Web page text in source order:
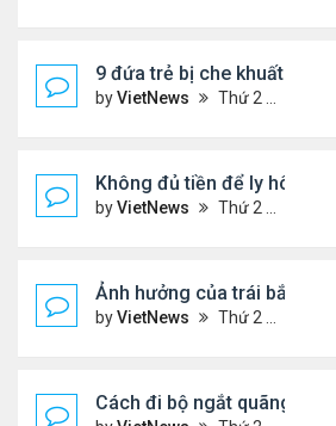
9 đứa trẻ bị che khuất khi
byVietNews Thứ 2 Tháng 8 08, 2022 5:13 pm
Không đủ tiền để ly hôn
byVietNews Thứ 2 Tháng 8 08, 2022 1:44 pm
Ảnh hưởng của trái bắp đến
byVietNews Thứ 2 Tháng 8 08, 2022 1:36 pm
Cách đi bộ ngắt quãng giúp